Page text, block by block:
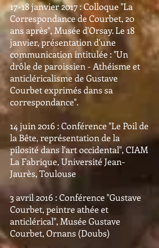
17-18 janvier 2017 : Colloque "La
Correspondance de Courbet, 20
ans après", Musée d'Orsay. Le 18
janvier, présentation d'une
communication intitulée : "Un
drôle de paroissien - Athéisme et
anticléricalisme de Gustave
Courbet exprimés dans sa
correspondance".
14 juin 2016 : Conférence "Le Poil de
la Bête, représentation de la
pilosité dans l'art occidental", CIAM
La Fabrique, Université Jean-
Jaurès, Toulouse
3 avril 2016 : Conférence "Gustave
Courbet, peintre athée et
anticlérical", Musée Gustave
Courbet, Ornans (Doubs)